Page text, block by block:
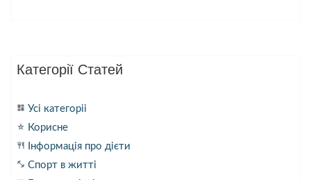
Категорії Статей
dashboard Усі категоріі
star_purple500 Корисне
restaurant Інформація про дієти
fitness_center Спорт в житті